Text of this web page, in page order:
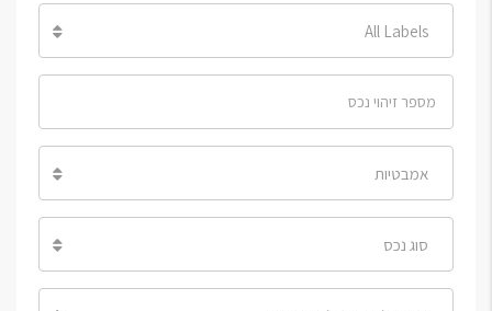
All Labels
אמבטיות
סוג נכס